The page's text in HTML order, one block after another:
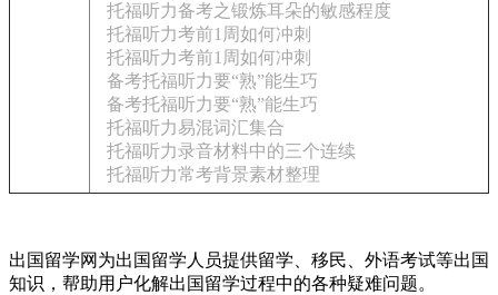
托福听力备考之锻炼耳朵的敏感程度
托福听力考前1周如何冲刺
托福听力考前1周如何冲刺
备考托福听力要“熟”能生巧
备考托福听力要“熟”能生巧
托福听力易混词汇集合
托福听力录音材料中的三个连续
托福听力常考背景素材整理
出国留学网为出国留学人员提供留学、移民、外语考试等出国
知识，帮助用户化解出国留学过程中的各种疑难问题。